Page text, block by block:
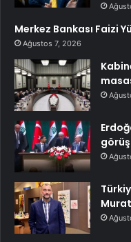
Merkez Bankası Faizi
Ağustos 7, 2026